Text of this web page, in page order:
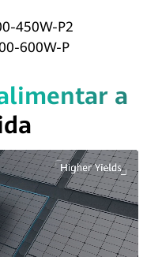
450W-P2
600W-P
a